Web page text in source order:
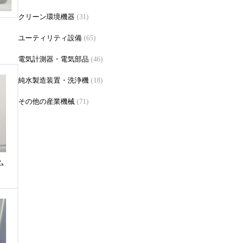
クリーン環境機器 (31)
ユーティリティ設備 (65)
電気計測器・電気部品 (46)
純水製造装置・洗浄機 (18)
その他の産業機械 (71)